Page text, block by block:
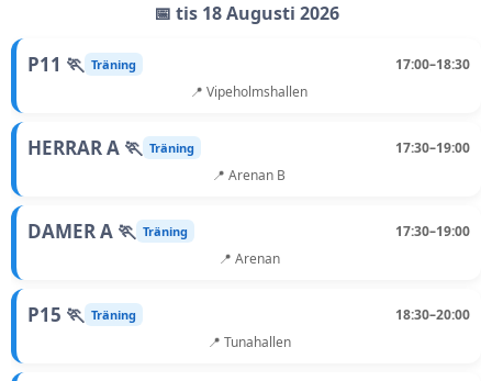
📅 tis 18 Augusti 2026
P11 🏃 Träning
17:00–18:30
📍 Vipeholmshallen
HERRAR A 🏃 Träning
17:30–19:00
📍 Arenan B
DAMER A 🏃 Träning
17:30–19:00
📍 Arenan
P15 🏃 Träning
18:30–20:00
📍 Tunahallen